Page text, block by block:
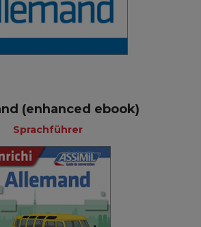
(enhanced ebook)
Sprachführer